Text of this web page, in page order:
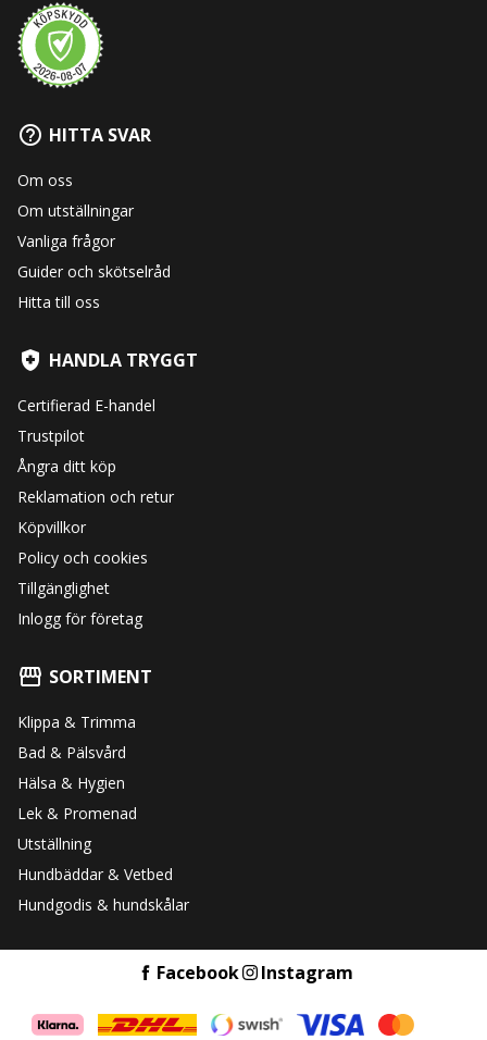
HITTA SVAR
Om oss
Om utställningar
Vanliga frågor
Guider och skötselråd
Hitta till oss
HANDLA TRYGGT
Certifierad E-handel
Trustpilot
Ångra ditt köp
Reklamation och retur
Köpvillkor
Policy och cookies
Tillgänglighet
Inlogg för företag
SORTIMENT
Klippa & Trimma
Bad & Pälsvård
Hälsa & Hygien
Lek & Promenad
Utställning
Hundbäddar & Vetbed
Hundgodis & hundskålar
Facebook Instagram